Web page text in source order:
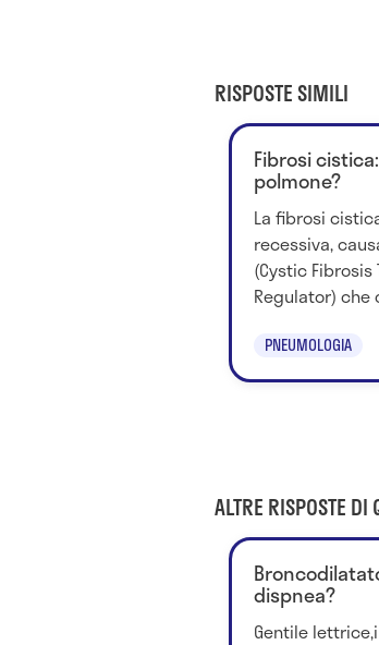
RISPOSTE SIMILI
Fibrosi
polmone?
La fibrosi
recessiva,
(Cystic
Regulator) che
PNEUMOLOGIA
ALTRE RISPOSTE DI
dispnea?
Gentile